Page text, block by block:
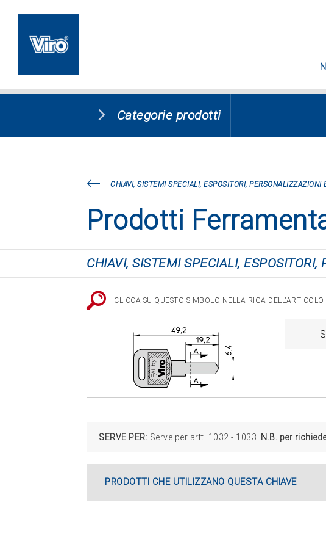
Categorie prodotti
CHIAVI, SISTEMI SPECIALI, ESPOSITORI,
Prodotti
CHIAVI, SISTEMI SPECIALI,
CLICCA SU QUESTO SIMBOLO NELLA RIGA
SERVE PER: Serve per artt. 1032 - 1033 N.B. per
PRODOTTI CHE UTILIZZANO QUESTA CHIAVE